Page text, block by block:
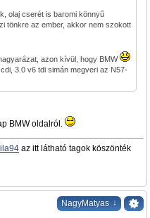
olaj cserét is baromi könnyű
tönkre az ember, akkor nem szokott
azon kívül, hogy BMW
3.0 v6 tdi simán megveri az N57-
BMW oldalról.
az itt látható tagok köszönték
NagyMatyas ↓